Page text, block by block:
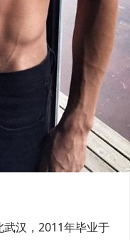
汉，2011年毕业于